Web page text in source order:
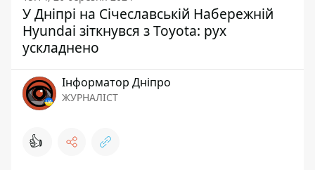
У Дніпрі на Січеславській Набережній
Hyundai зіткнувся з Toyota: рух
ускладнено
Інформатор Дніпро
ЖУРНАЛІСТ
👍